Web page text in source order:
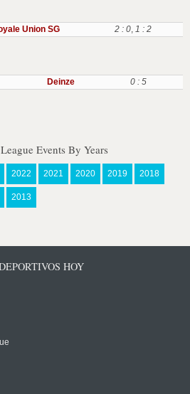
Union SG 2 : 0, 1 : 2
Deinze 0 : 5
Events By Years
2022 2021 2020 2019 2018
2013
HOY